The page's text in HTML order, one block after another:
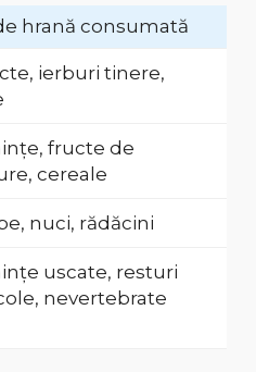
hrană consumată
ierburi tinere,
fructe de
cereale
nuci, rădăcini
uscate, resturi
nevertebrate